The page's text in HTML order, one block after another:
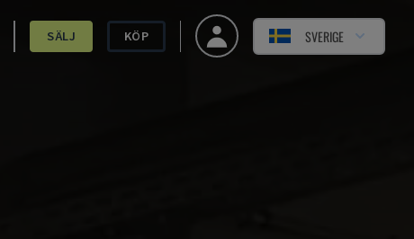
SÄLJ KÖP SVERIGE